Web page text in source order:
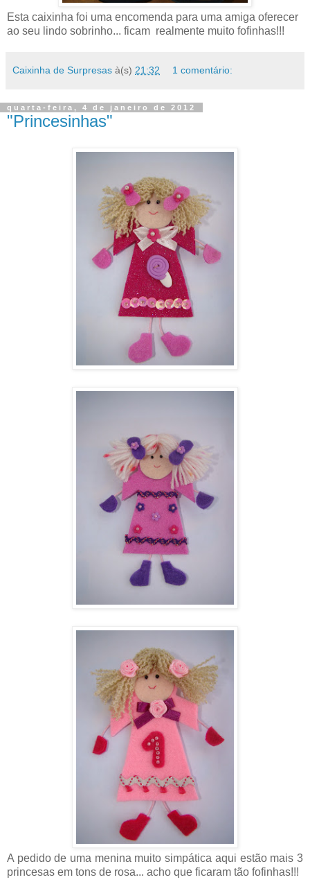
Esta caixinha foi uma encomenda para uma amiga oferecer
ao seu lindo sobrinho... ficam realmente muito fofinhas!!!
Caixinha de Surpresas à(s) 21:32 1 comentário:
quarta-feira, 4 de janeiro de 2012
"Princesinhas"
A pedido de uma menina muito simpática aqui estão mais 3
princesas em tons de rosa... acho que ficaram tão fofinhas!!!